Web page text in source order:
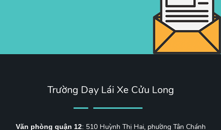
Trường Dạy Lái Xe Cửu Long
Văn phòng quận 12: 510 Huỳnh Thị Hai, phường Tân Chánh